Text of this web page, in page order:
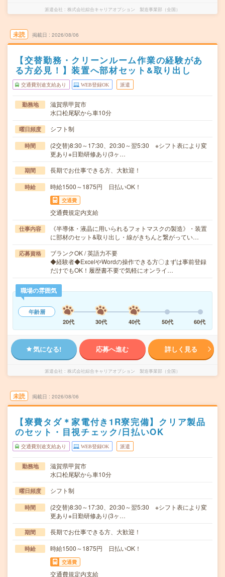
派遣会社 株式会社綜合キャリアオプション 製造事業部（全国）
未読 掲載日 2026/08/06
【交替勤務・クリーンルーム作業の経験があ
る方必見！】装置へ部材セット&取り出し
交通費別途支給あり WEB登録OK 派遣
勤務地
滋賀県甲賀市
水口松尾駅から車10分
曜日頻度 シフト制
時間
(2交替)8:30～17:30、20:30～翌5:30 ※シフト表により変
更あり※日勤研修あり(3ヶ…
期間 長期でお仕事できる方、大歓迎！
時給 時給1500～1875円 日払いOK！
交通費
交通費規定内支給
仕事内容
《半導体・液晶に用いられるフォトマスクの製造》・装置
に部材のセット&取り出し・線がきちんと繋がってい…
応募資格
ブランクOK / 英語力不要
◆経験者◆ExcelやWordの操作できる方〇まずは事前登録
だけでもOK！履歴書不要で気軽にオンライ…
職場の雰囲気
年齢層
20代
30代 40代 50代 60代
気になる! 応募へ進む 詳しく見る
派遣会社 株式会社綜合キャリアオプション 製造事業部（全国）
未読 掲載日 2026/08/06
【寮費タダ＊家電付き1R寮完備】クリア製品
のセット・目視チェック/日払いOK
交通費別途支給あり WEB登録OK 派遣
勤務地
滋賀県甲賀市
水口松尾駅から車10分
曜日頻度 シフト制
時間
(2交替)8:30～17:30、20:30～翌5:30 ※シフト表により変
更あり※日勤研修あり(3ヶ…
期間 長期でお仕事できる方、大歓迎！
時給 時給1500～1875円 日払いOK！
交通費
交通費規定内支給